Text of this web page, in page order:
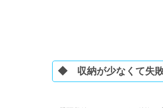
◆ 収納が少なくて失